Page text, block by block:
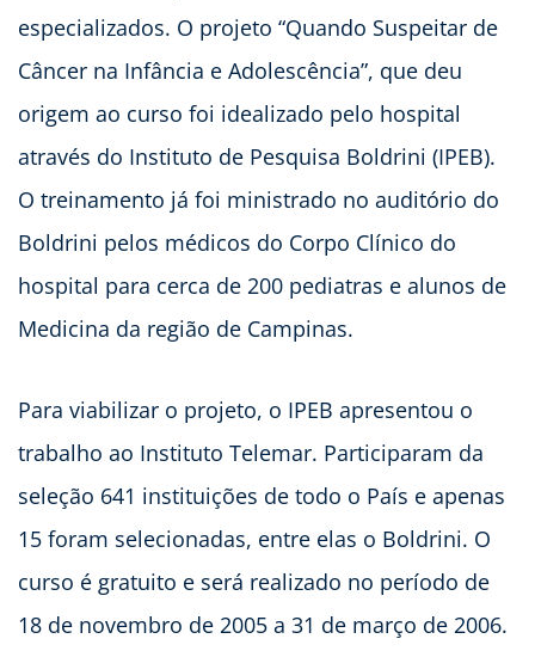
especializados. O projeto “Quando Suspeitar de
Câncer na Infância e Adolescência”, que deu
origem ao curso foi idealizado pelo hospital
através do Instituto de Pesquisa Boldrini (IPEB).
O treinamento já foi ministrado no auditório do
Boldrini pelos médicos do Corpo Clínico do
hospital para cerca de 200 pediatras e alunos de
Medicina da região de Campinas.
Para viabilizar o projeto, o IPEB apresentou o
trabalho ao Instituto Telemar. Participaram da
seleção 641 instituições de todo o País e apenas
15 foram selecionadas, entre elas o Boldrini. O
curso é gratuito e será realizado no período de
18 de novembro de 2005 a 31 de março de 2006.